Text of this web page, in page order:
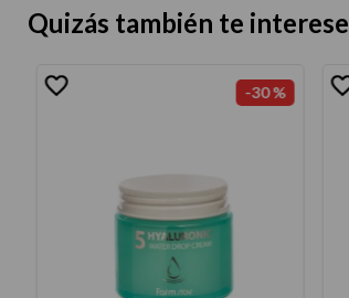
Quizás también te interese
-30 %